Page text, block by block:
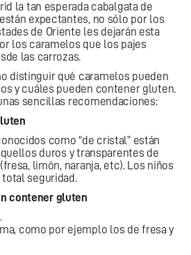
la tan esperada cabalgata de
expectantes, no sólo por los
de Oriente les dejarán esta
los caramelos que los pajes
las carrozas.
distinguir qué caramelos pueden
y cuáles pueden contener gluten.
sencillas recomendaciones:
como “de cristal” están
duros y transparentes de
limón, naranja, etc). Los niños
seguridad.
contener gluten
como por ejemplo los de fresa y